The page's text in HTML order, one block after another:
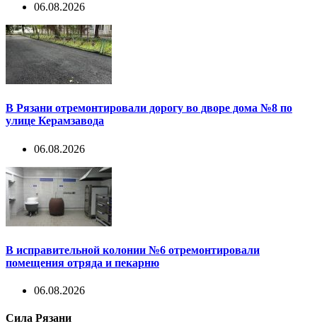
06.08.2026
В Рязани отремонтировали дорогу во дворе дома №8 по
улице Керамзавода
06.08.2026
В исправительной колонии №6 отремонтировали
помещения отряда и пекарню
06.08.2026
Сила Рязани